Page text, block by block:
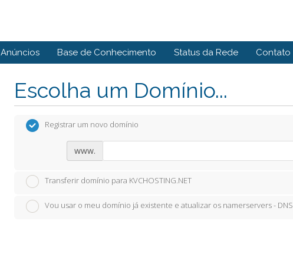
Anúncios Base de Conhecimento Status da Rede Contato
Escolha um Domínio...
Registrar um novo domínio
www.
Transferir domínio para KVCHOSTING.NET
Vou usar o meu domínio já existente e atualizar os namerservers - DNS